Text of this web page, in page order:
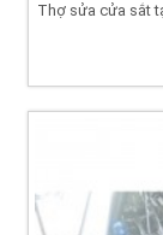
Thợ sửa cửa sắt